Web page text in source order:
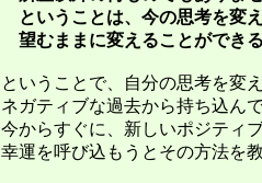
ということは、今の思考を変
望むままに変えることができ
ということで、自分の思考を変
ネガティブな過去から持ち込ん
今からすぐに、新しいポジティ
幸運を呼び込もうとその方法を